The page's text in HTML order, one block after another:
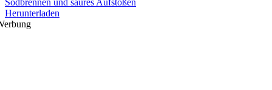
Sodbrennen und saures Aufstoßen
Herunterladen